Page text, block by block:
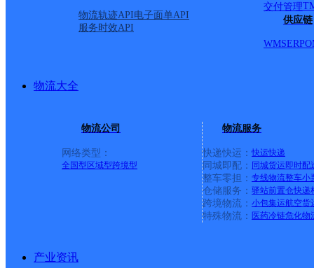
物流轨迹API电子面单API
服务时效API
交付管理
供应链
WMSERP
物流大全
物流公司
网络类型：
全国型 区域型跨境型
物流服务
快递快运： 快运快递
同城即配： 同城货运即时配
整车零担： 专线物流整车小
仓储服务： 驿站前置仓快递
跨境物流： 小包集运航空货
特殊物流： 医药冷链危化物
产业资讯